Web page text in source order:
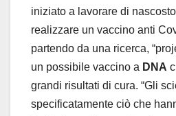
iniziato a lavorare di
realizzare un vaccino anti
partendo da una ricerca,
un possibile vaccino a DNA
grandi risultati di cura. “Gli
specificatamente ciò che